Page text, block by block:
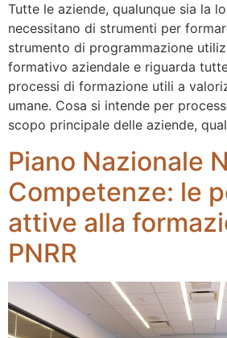
Tutte le aziende, qualunque sia la
necessitano di strumenti per
strumento di programmazione
formativo aziendale e riguarda
processi di formazione utili a
umane. Cosa si intende per
scopo principale delle aziende,
Piano Nazionale
Competenze: le
attive alla
PNRR